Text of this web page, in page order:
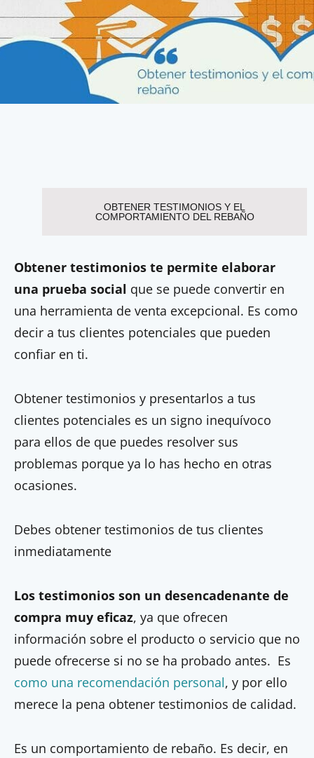
OBTENER TESTIMONIOS Y EL
COMPORTAMIENTO DEL REBAÑO
Obtener testimonios te permite elaborar
una prueba social que se puede convertir en
una herramienta de venta excepcional. Es como
decir a tus clientes potenciales que pueden
confiar en ti.
Obtener testimonios y presentarlos a tus
clientes potenciales es un signo inequívoco
para ellos de que puedes resolver sus
problemas porque ya lo has hecho en otras
ocasiones.
Debes obtener testimonios de tus clientes
inmediatamente
Los testimonios son un desencadenante de
compra muy eficaz, ya que ofrecen
información sobre el producto o servicio que no
puede ofrecerse si no se ha probado antes. Es
como una recomendación personal, y por ello
merece la pena obtener testimonios de calidad.
Es un comportamiento de rebaño. Es decir, en